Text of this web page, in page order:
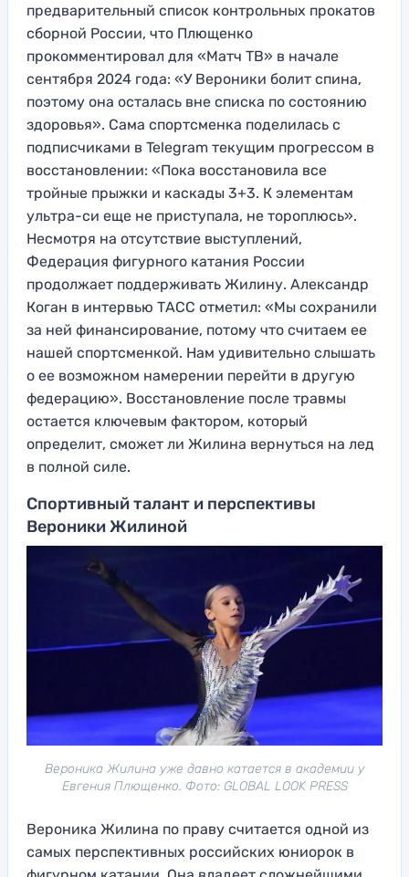
предварительный список контрольных прокатов
сборной России, что Плющенко
прокомментировал для «Матч ТВ» в начале
сентября 2024 года: «У Вероники болит спина,
поэтому она осталась вне списка по состоянию
здоровья». Сама спортсменка поделилась с
подписчиками в Telegram текущим прогрессом в
восстановлении: «Пока восстановила все
тройные прыжки и каскады 3+3. К элементам
ультра-си еще не приступала, не тороплюсь».
Несмотря на отсутствие выступлений,
Федерация фигурного катания России
продолжает поддерживать Жилину. Александр
Коган в интервью ТАСС отметил: «Мы сохранили
за ней финансирование, потому что считаем ее
нашей спортсменкой. Нам удивительно слышать
о ее возможном намерении перейти в другую
федерацию». Восстановление после травмы
остается ключевым фактором, который
определит, сможет ли Жилина вернуться на лед
в полной силе.
Спортивный талант и перспективы
Вероники Жилиной
Вероника Жилина уже давно катается в академии у
Евгения Плющенко. Фото: GLOBAL LOOK PRESS
Вероника Жилина по праву считается одной из
самых перспективных российских юниорок в